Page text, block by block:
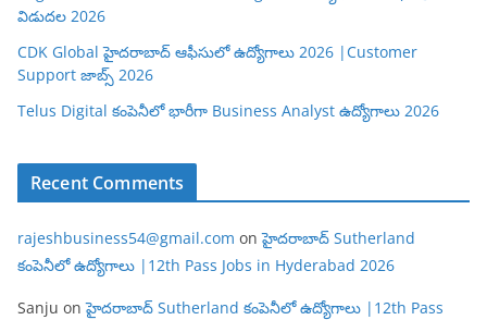
విడుదల 2026
CDK Global హైదరాబాద్ ఆఫీసులో ఉద్యోగాలు 2026 |Customer
Support జాబ్స్ 2026
Telus Digital కంపెనీలో భారీగా Business Analyst ఉద్యోగాలు 2026
Recent Comments
rajeshbusiness54@gmail.com onహైదరాబాద్ Sutherland
కంపెనీలో ఉద్యోగాలు |12th Pass Jobs in Hyderabad 2026
Sanju onహైదరాబాద్ Sutherland కంపెనీలో ఉద్యోగాలు |12th Pass